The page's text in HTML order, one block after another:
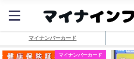
マイナンバーカード
マイナンバーカード